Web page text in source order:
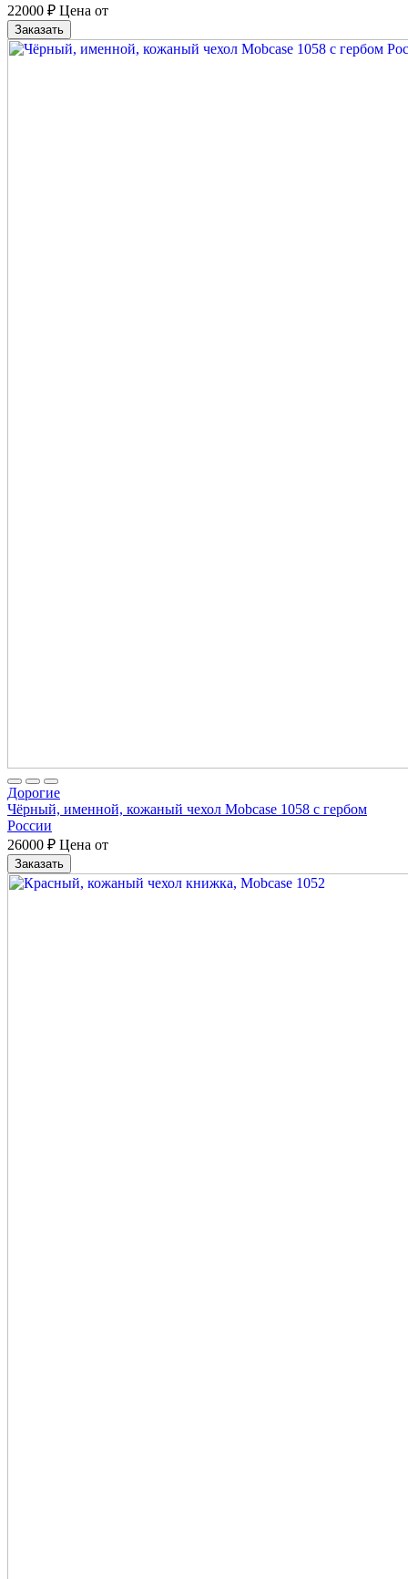
22000 ₽ Цена от
Заказать
Дорогие
Чёрный, именной, кожаный чехол Mobcase 1058 с гербом
России
26000 ₽ Цена от
Заказать